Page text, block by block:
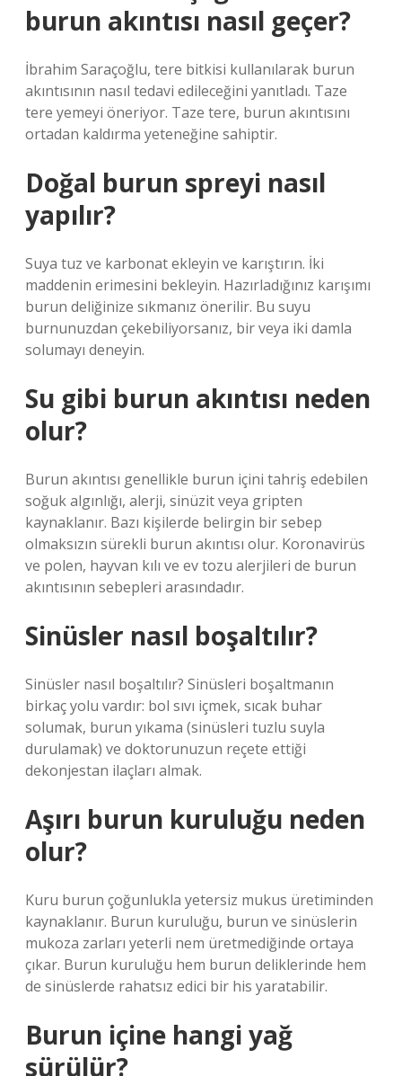
burun akıntısı nasıl geçer?
İbrahim Saraçoğlu, tere bitkisi kullanılarak burun
akıntısının nasıl tedavi edileceğini yanıtladı. Taze
tere yemeyi öneriyor. Taze tere, burun akıntısını
ortadan kaldırma yeteneğine sahiptir.
Doğal burun spreyi nasıl
yapılır?
Suya tuz ve karbonat ekleyin ve karıştırın. İki
maddenin erimesini bekleyin. Hazırladığınız karışımı
burun deliğinize sıkmanız önerilir. Bu suyu
burnunuzdan çekebiliyorsanız, bir veya iki damla
solumayı deneyin.
Su gibi burun akıntısı neden
olur?
Burun akıntısı genellikle burun içini tahriş edebilen
soğuk algınlığı, alerji, sinüzit veya gripten
kaynaklanır. Bazı kişilerde belirgin bir sebep
olmaksızın sürekli burun akıntısı olur. Koronavirüs
ve polen, hayvan kılı ve ev tozu alerjileri de burun
akıntısının sebepleri arasındadır.
Sinüsler nasıl boşaltılır?
Sinüsler nasıl boşaltılır? Sinüsleri boşaltmanın
birkaç yolu vardır: bol sıvı içmek, sıcak buhar
solumak, burun yıkama (sinüsleri tuzlu suyla
durulamak) ve doktorunuzun reçete ettiği
dekonjestan ilaçları almak.
Aşırı burun kuruluğu neden
olur?
Kuru burun çoğunlukla yetersiz mukus üretiminden
kaynaklanır. Burun kuruluğu, burun ve sinüslerin
mukoza zarları yeterli nem üretmediğinde ortaya
çıkar. Burun kuruluğu hem burun deliklerinde hem
de sinüslerde rahatsız edici bir his yaratabilir.
Burun içine hangi yağ
sürülür?